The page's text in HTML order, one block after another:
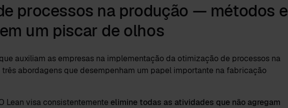
processos na produção — métodos e
um piscar de olhos
auxiliam as empresas na implementação da otimização de processos na
abordagens que desempenham um papel importante na fabricação
Lean visa consistentemente elimine todas as atividades que não agregam